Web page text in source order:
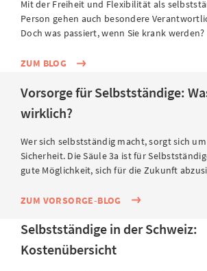
Mit der Freiheit und Flexibilität als
Person gehen auch besondere
Doch was passiert, wenn Sie krank werden?
ZUM BLOG
Vorsorge für Selbstständige:
wirklich?
Wer sich selbstständig macht, sorgt sich
Sicherheit. Die Säule 3a ist für
gute Möglichkeit, sich für die Zukunft
ZUM VORSORGE-BLOG
Selbstständige in der Schweiz:
Kostenübersicht